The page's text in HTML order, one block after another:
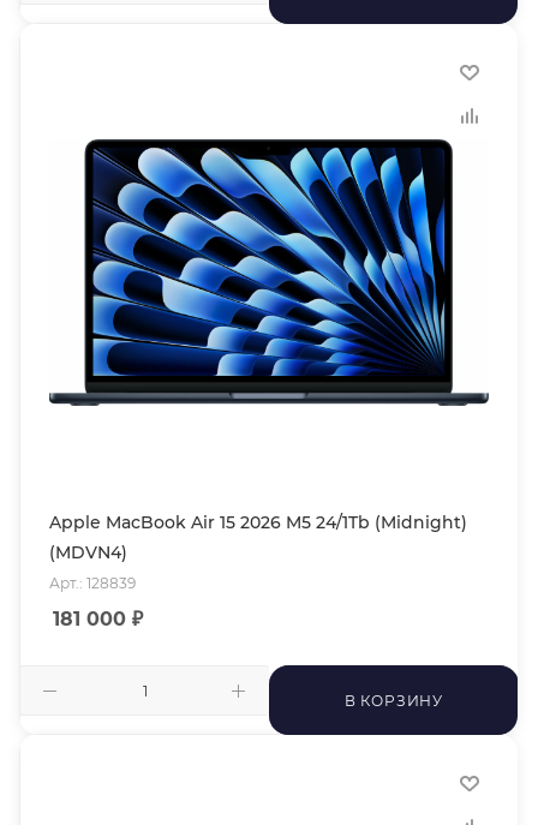
Apple MacBook Air 15 2026 M5 24/1Tb (Midnight)
(MDVN4)
Арт.: 128839
181 000 ₽
В КОРЗИНУ